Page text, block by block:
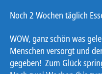
Noch 2 Wochen täglich
WOW, ganz schön was
Menschen versorgt und
gegeben! Zum Glück